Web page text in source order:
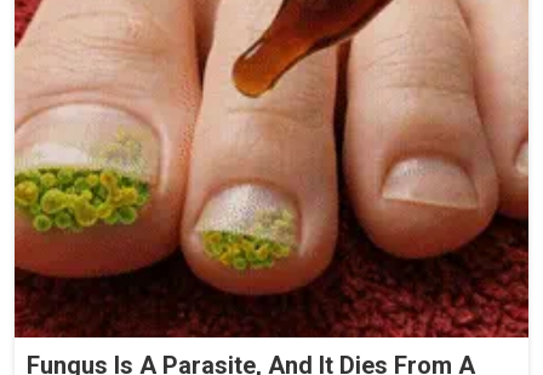
Fungus Is A Parasite, And It Dies From A